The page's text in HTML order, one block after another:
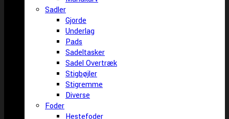
Sadler
Gjorde
Underlag
Pads
Sadeltasker
Sadel Overtræk
Stigbøjler
Stigremme
Diverse
Foder
Hestefoder